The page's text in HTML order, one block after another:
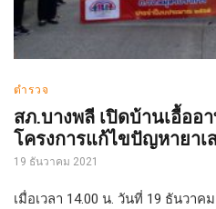
ตำรวจ
สภ.บางพลี เปิดบ้านเอื้ออ
โครงการแก้ไขปัญหายา
19 ธันวาคม 2021
เมื่อเวลา 14.00 น. วันที่ 19 ธันวา